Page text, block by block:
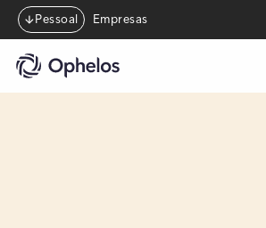
Pessoal Empresas